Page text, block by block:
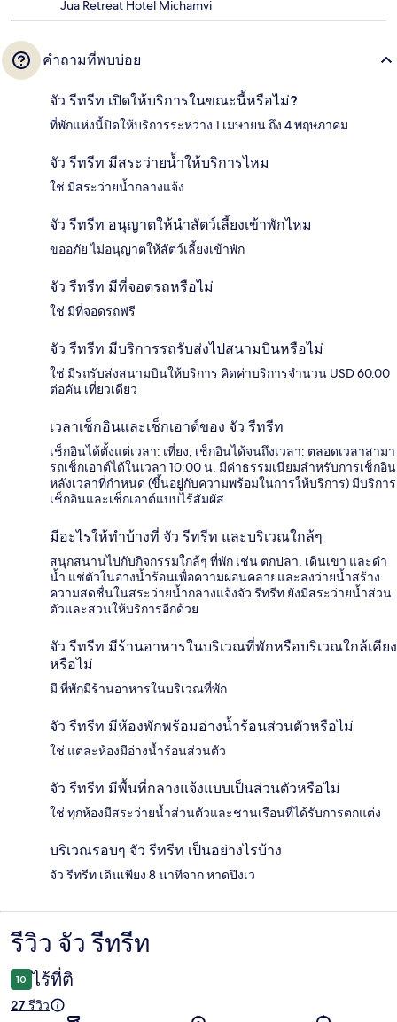
Jua Retreat Hotel Michamvi
คำถามที่พบบ่อย
จัว รีทรีท เปิดให้บริการในขณะนี้หรือไม่?
ที่พักแห่งนี้ปิดให้บริการระหว่าง 1 เมษายน ถึง 4 พฤษภาคม
จัว รีทรีท มีสระว่ายน้ำให้บริการไหม
ใช่ มีสระว่ายน้ำกลางแจ้ง
จัว รีทรีท อนุญาตให้นำสัตว์เลี้ยงเข้าพักไหม
ขออภัย ไม่อนุญาตให้สัตว์เลี้ยงเข้าพัก
จัว รีทรีท มีที่จอดรถหรือไม่
ใช่ มีที่จอดรถฟรี
จัว รีทรีท มีบริการรถรับส่งไปสนามบินหรือไม่
ใช่ มีรถรับส่งสนามบินให้บริการ คิดค่าบริการจำนวน USD 60.00
ต่อคัน เที่ยวเดียว
เวลาเช็กอินและเช็กเอาต์ของ จัว รีทรีท
เช็กอินได้ตั้งแต่เวลา: เที่ยง, เช็กอินได้จนถึงเวลา: ตลอดเวลาสามา
รถเช็กเอาต์ได้ในเวลา 10:00 น. มีค่าธรรมเนียมสำหรับการเช็กอิน
หลังเวลาที่กำหนด (ขึ้นอยู่กับความพร้อมในการให้บริการ) มีบริการ
เช็กอินและเช็กเอาต์แบบไร้สัมผัส
มีอะไรให้ทำบ้างที่ จัว รีทรีท และบริเวณใกล้ๆ
สนุกสนานไปกับกิจกรรมใกล้ๆ ที่พัก เช่น ตกปลา, เดินเขา และดำ
น้ำ แช่ตัวในอ่างน้ำร้อนเพื่อความผ่อนคลายและลงว่ายน้ำสร้าง
ความสดชื่นในสระว่ายน้ำกลางแจ้งจัว รีทรีท ยังมีสระว่ายน้ำส่วน
ตัวและสวนให้บริการอีกด้วย
จัว รีทรีท มีร้านอาหารในบริเวณที่พักหรือบริเวณใกล้เคียง
หรือไม่
มี ที่พักมีร้านอาหารในบริเวณที่พัก
จัว รีทรีท มีห้องพักพร้อมอ่างน้ำร้อนส่วนตัวหรือไม่
ใช่ แต่ละห้องมีอ่างน้ำร้อนส่วนตัว
จัว รีทรีท มีพื้นที่กลางแจ้งแบบเป็นส่วนตัวหรือไม่
ใช่ ทุกห้องมีสระว่ายน้ำส่วนตัวและชานเรือนที่ได้รับการตกแต่ง
บริเวณรอบๆ จัว รีทรีท เป็นอย่างไรบ้าง
จัว รีทรีท เดินเพียง 8 นาทีจาก หาดปิงเว
รีวิว
รีวิว จัว รีทรีท
10 ไร้ที่ติ
27 รีวิว